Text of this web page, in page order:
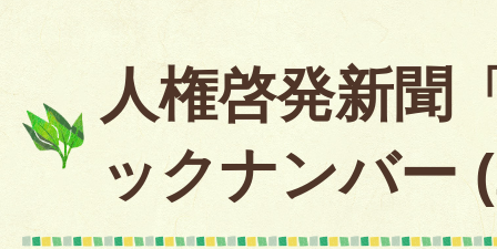
人権啓発新聞
ックナンバー